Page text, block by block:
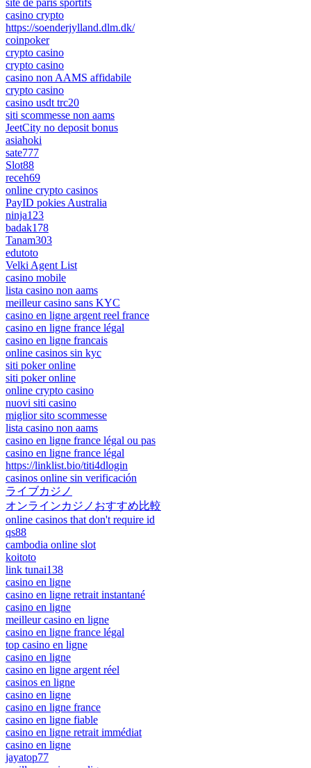
site de paris sportifs
casino crypto
https://soenderjylland.dlm.dk/
coinpoker
crypto casino
crypto casino
casino non AAMS affidabile
crypto casino
casino usdt trc20
siti scommesse non aams
JeetCity no deposit bonus
asiahoki
sate777
Slot88
receh69
online crypto casinos
PayID pokies Australia
ninja123
badak178
Tanam303
edutoto
Velki Agent List
casino mobile
lista casino non aams
meilleur casino sans KYC
casino en ligne argent reel france
casino en ligne france légal
casino en ligne francais
online casinos sin kyc
siti poker online
siti poker online
online crypto casino
nuovi siti casino
miglior sito scommesse
lista casino non aams
casino en ligne france légal ou pas
casino en ligne france légal
https://linklist.bio/titi4dlogin
casinos online sin verificación
ライブカジノ
オンラインカジノおすすめ比較
online casinos that don't require id
qs88
cambodia online slot
koitoto
link tunai138
casino en ligne
casino en ligne retrait instantané
casino en ligne
meilleur casino en ligne
casino en ligne france légal
top casino en ligne
casino en ligne
casino en ligne argent réel
casinos en ligne
casino en ligne
casino en ligne france
casino en ligne fiable
casino en ligne retrait immédiat
casino en ligne
jayatop77